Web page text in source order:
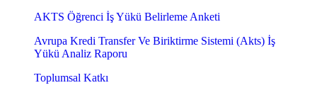
AKTS Öğrenci İş Yükü Belirleme Anketi
Avrupa Kredi Transfer Ve Biriktirme Sistemi (Akts) İş
Yükü Analiz Raporu
Toplumsal Katkı